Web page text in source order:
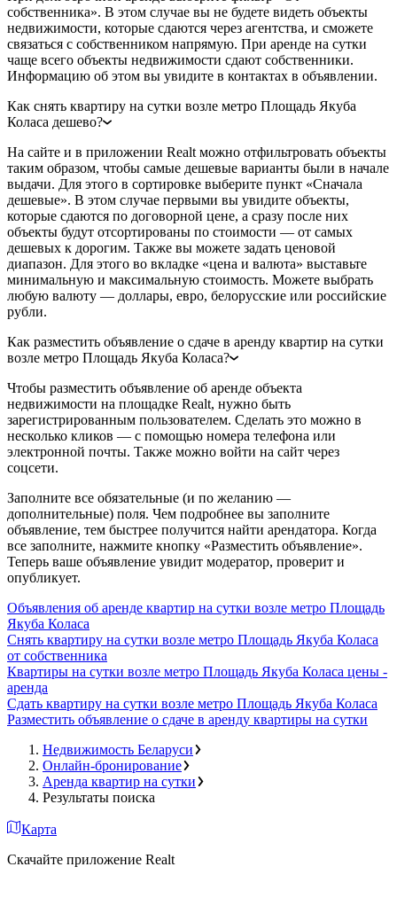
собственника». В этом случае вы не будете видеть объекты
недвижимости, которые сдаются через агентства, и сможете
связаться с собственником напрямую. При аренде на сутки
чаще всего объекты недвижимости сдают собственники.
Информацию об этом вы увидите в контактах в объявлении.
Как снять квартиру на сутки возле метро Площадь Якуба
Коласа дешево?
На сайте и в приложении Realt можно отфильтровать объекты
таким образом, чтобы самые дешевые варианты были в начале
выдачи. Для этого в сортировке выберите пункт «Сначала
дешевые». В этом случае первыми вы увидите объекты,
которые сдаются по договорной цене, а сразу после них
объекты будут отсортированы по стоимости — от самых
дешевых к дорогим. Также вы можете задать ценовой
диапазон. Для этого во вкладке «цена и валюта» выставьте
минимальную и максимальную стоимость. Можете выбрать
любую валюту — доллары, евро, белорусские или российские
рубли.
Как разместить объявление о сдаче в аренду квартир на сутки
возле метро Площадь Якуба Коласа?
Чтобы разместить объявление об аренде объекта
недвижимости на площадке Realt, нужно быть
зарегистрированным пользователем. Сделать это можно в
несколько кликов — с помощью номера телефона или
электронной почты. Также можно войти на сайт через
соцсети.
Заполните все обязательные (и по желанию —
дополнительные) поля. Чем подробнее вы заполните
объявление, тем быстрее получится найти арендатора. Когда
все заполните, нажмите кнопку «Разместить объявление».
Теперь ваше объявление увидит модератор, проверит и
опубликует.
Объявления об аренде квартир на сутки возле метро Площадь
Якуба Коласа
Снять квартиру на сутки возле метро Площадь Якуба Коласа
от собственника
Квартиры на сутки возле метро Площадь Якуба Коласа цены -
аренда
Сдать квартиру на сутки возле метро Площадь Якуба Коласа
Разместить объявление о сдаче в аренду квартиры на сутки
Недвижимость Беларуси
Онлайн-бронирование
Аренда квартир на сутки
Результаты поиска
Карта
Скачайте приложение Realt